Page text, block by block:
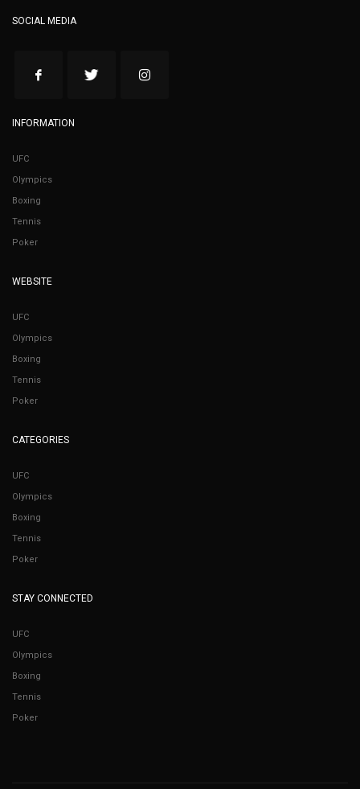
SOCIAL MEDIA
INFORMATION
UFC
Olympics
Boxing
Tennis
Poker
WEBSITE
UFC
Olympics
Boxing
Tennis
Poker
CATEGORIES
UFC
Olympics
Boxing
Tennis
Poker
STAY CONNECTED
UFC
Olympics
Boxing
Tennis
Poker